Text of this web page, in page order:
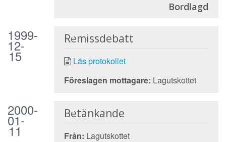
Bordlagd
1999-
12-
15
Remissdebatt
Läs protokollet
Föreslagen mottagare: Lagutskottet
2000-
01-
11
Betänkande
Från: Lagutskottet